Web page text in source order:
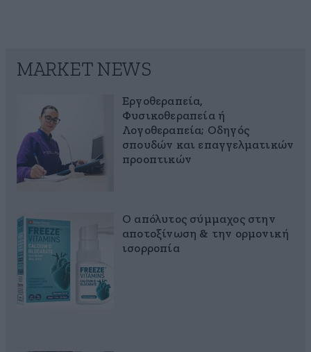
MARKET NEWS
Εργοθεραπεία,
Φυσικοθεραπεία ή
Λογοθεραπεία; Οδηγός
σπουδών και επαγγελματικών
προοπτικών
Ο απόλυτος σύμμαχος στην
αποτοξίνωση & την ορμονική
ισορροπία